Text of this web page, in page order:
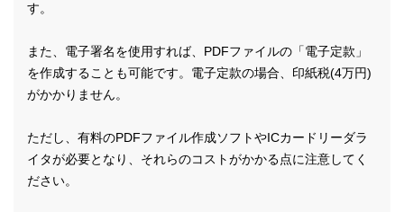
す。
また、電子署名を使用すれば、PDFファイルの「電子定款」
を作成することも可能です。電子定款の場合、印紙税(4万円)
がかかりません。
ただし、有料のPDFファイル作成ソフトやICカードリーダラ
イタが必要となり、それらのコストがかかる点に注意してく
ださい。